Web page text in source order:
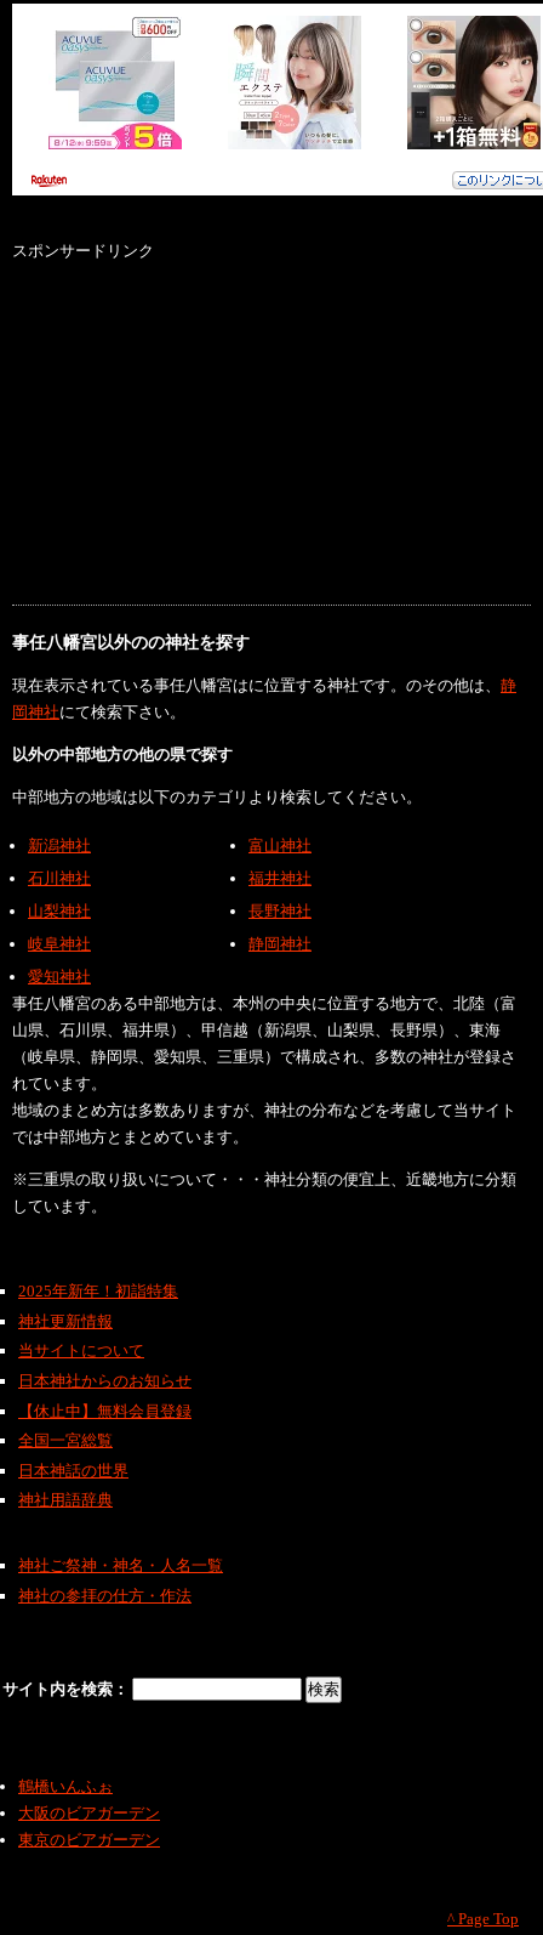
スポンサードリンク
事任八幡宮以外のの神社を探す
現在表示されている事任八幡宮はに位置する神社です。のその他は、 静
岡神社にて検索下さい。
以外の中部地方の他の県で探す
中部地方の地域は以下のカテゴリより検索してください。
新潟神社
富山神社
石川神社
福井神社
山梨神社
長野神社
岐阜神社
静岡神社
愛知神社
事任八幡宮のある中部地方は、本州の中央に位置する地方で、北陸（富
山県、石川県、福井県）、甲信越（新潟県、山梨県、長野県）、東海
（岐阜県、静岡県、愛知県、三重県）で構成され、多数の神社が登録さ
れています。
地域のまとめ方は多数ありますが、神社の分布などを考慮して当サイト
では中部地方とまとめています。
※三重県の取り扱いについて・・・神社分類の便宜上、近畿地方に分類
しています。
2025年新年！初詣特集
神社更新情報
当サイトについて
日本神社からのお知らせ
【休止中】無料会員登録
全国一宮総覧
日本神話の世界
神社用語辞典
神社ご祭神・神名・人名一覧
神社の参拝の仕方・作法
サイト内を検索：
鶴橋いんふぉ
大阪のビアガーデン
東京のビアガーデン
^ Page Top